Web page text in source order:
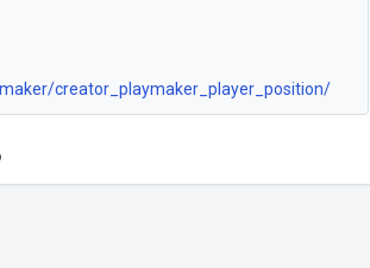
creator_playmaker_player_position/